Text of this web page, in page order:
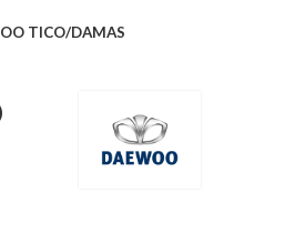
TICO/DAMAS